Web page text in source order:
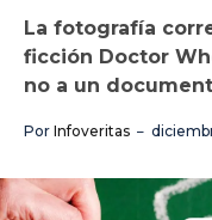
La fotografía
ficción Doctor
no a un
Por Infoveritas